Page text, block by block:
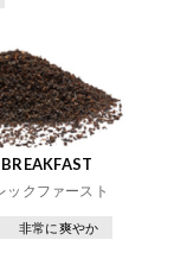
ックファースト
非常に爽やか